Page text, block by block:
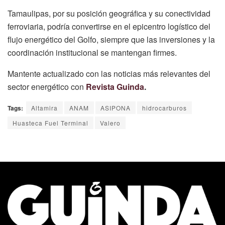
Tamaulipas, por su posición geográfica y su conectividad
ferroviaria, podría convertirse en el epicentro logístico del
flujo energético del Golfo, siempre que las inversiones y la
coordinación institucional se mantengan firmes.
Mantente actualizado con las noticias más relevantes del
sector energético con Revista Guinda.
Tags: Altamira ANAM ASIPONA
hidrocarburos
Huasteca Fuel Terminal
Valero